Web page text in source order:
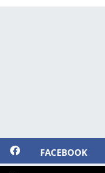
FACEBOOK